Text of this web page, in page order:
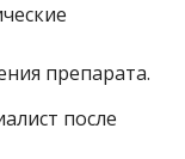
препарата.
после